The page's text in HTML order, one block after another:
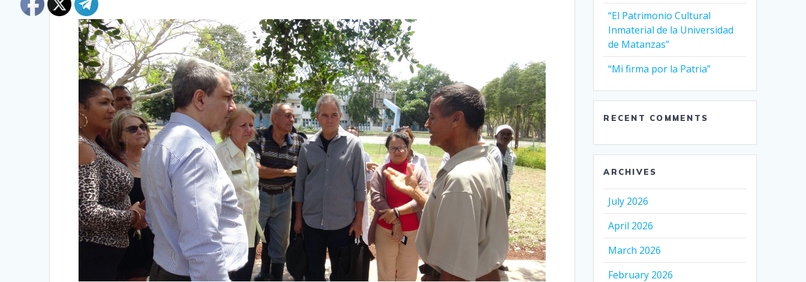
“El Patrimonio Cultural
Inmaterial de la Universidad
de Matanzas”
“Mi firma por la Patria”
RECENT COMMENTS
ARCHIVES
July 2026
April 2026
March 2026
February 2026